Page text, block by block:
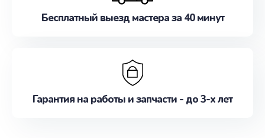
Бесплатный выезд мастера за 40 минут
Гарантия на работы и запчасти - до 3-х лет